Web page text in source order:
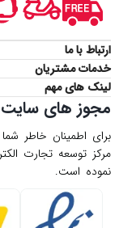
ارتباط با ما
خدمات مشتریان
لینک های مهم
مجوز های سایت
برای اطمینان خاطر
مركز توسعه تجارت
نموده است.